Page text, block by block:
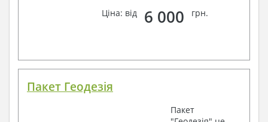
Ціна: від
6 000 грн.
Пакет Геодезія
Пакет